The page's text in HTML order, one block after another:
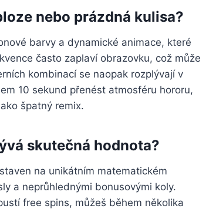
nebo prázdná kulisa?
barvy a dynamické animace, které
často zaplaví obrazovku, což může
kombinací se naopak rozplývají v
10 sekund přenést atmosféru hororu,
špatný remix.
skutečná hodnota?
na unikátním matematickém
a neprůhlednými bonusovými koly.
free spins, můžeš během několika